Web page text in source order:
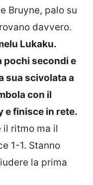
Bruyne, palo su
davvero.
Lukaku.
pochi secondi e
sua scivolata a
con il
e finisce in rete.
il ritmo ma il
1-1. Stanno
la prima